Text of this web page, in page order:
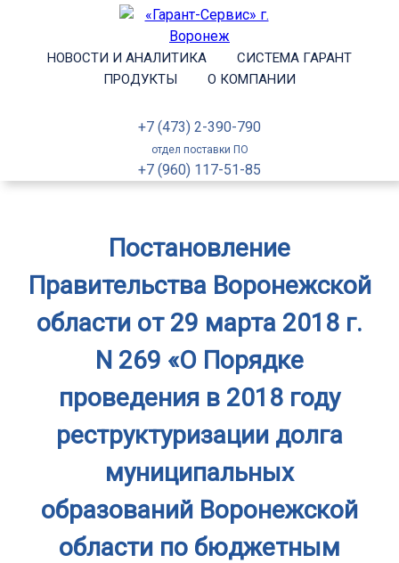
НОВОСТИ И АНАЛИТИКА
СИСТЕМА ГАРАНТ
ПРОДУКТЫ
О КОМПАНИИ
+7 (473) 2-390-790
отдел поставки ПО
+7 (960) 117-51-85
Постановление
Правительства Воронежской
области от 29 марта 2018 г.
N 269 «О Порядке
проведения в 2018 году
реструктуризации долга
муниципальных
образований Воронежской
области по бюджетным